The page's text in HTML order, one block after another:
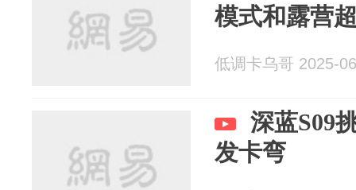
模式和露营
低调卡乌哥 2025-
深蓝S09
发卡弯